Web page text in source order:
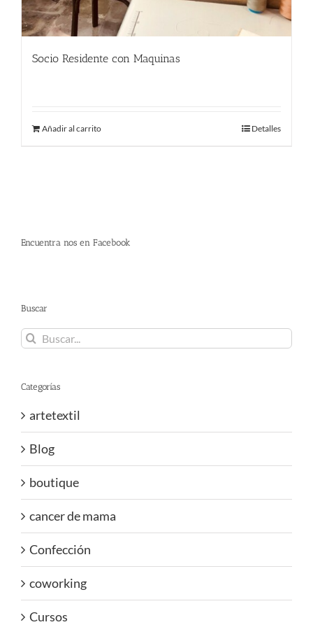
Socio Residente con Maquinas
Añadir al carrito Detalles
Encuentra nos en Facebook
Buscar
Buscar:
Categorías
artetextil
Blog
boutique
cancer de mama
Confección
coworking
Cursos